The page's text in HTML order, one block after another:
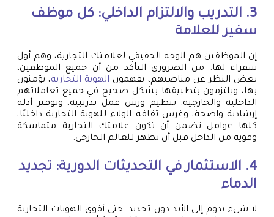
3. التدريب والالتزام الداخلي: كل موظف
سفير للعلامة
إن الموظفين هم الوجه الحقيقي لعلامتك التجارية، وهم أول
سفراء لها. من الضروري التأكد من أن جميع الموظفين،
بغض النظر عن مناصبهم، يفهمون الهوية التجارية، يؤمنون
بها، ويلتزمون بتطبيقها بشكل صحيح في جميع تعاملاتهم
الداخلية والخارجية. تنظيم ورش عمل تدريبية، وتوفير أدلة
إرشادية واضحة، وغرس ثقافة الولاء للهوية التجارية داخليًا،
كلها عوامل تضمن أن تكون علامتك التجارية متماسكة
وقوية من الداخل قبل أن تظهر للعالم الخارجي.
4. الاستثمار في التحديثات الدورية: تجديد
الدماء
لا شيء يدوم إلى الأبد دون تجديد. حتى أقوى الهويات التجارية